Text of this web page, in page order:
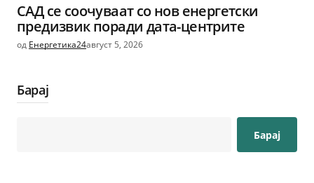
САД се соочуваат со нов енергетски
предизвик поради дата-центрите
од Енергетика24август 5, 2026
Барај
Барај